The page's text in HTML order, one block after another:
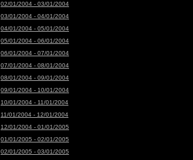
02/01/2004 - 03/01/2004
03/01/2004 - 04/01/2004
04/01/2004 - 05/01/2004
05/01/2004 - 06/01/2004
06/01/2004 - 07/01/2004
07/01/2004 - 08/01/2004
08/01/2004 - 09/01/2004
09/01/2004 - 10/01/2004
10/01/2004 - 11/01/2004
11/01/2004 - 12/01/2004
12/01/2004 - 01/01/2005
01/01/2005 - 02/01/2005
02/01/2005 - 03/01/2005